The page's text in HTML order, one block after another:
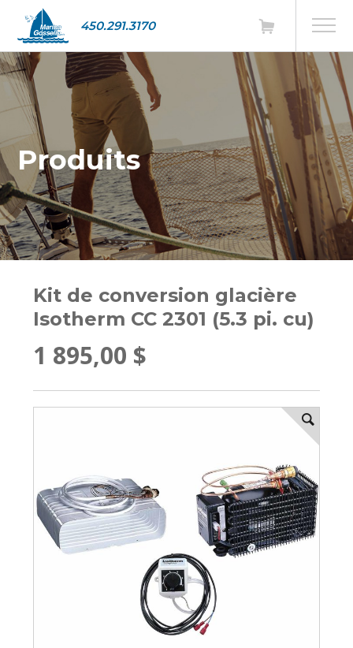
450.291.3170
Produits
Kit de conversion glacière
Isotherm CC 2301 (5.3 pi. cu)
1 895,00 $